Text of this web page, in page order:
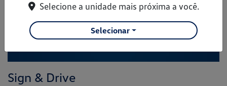
Sign & Drive
Selecione a unidade mais próxima a você.
Selecionar